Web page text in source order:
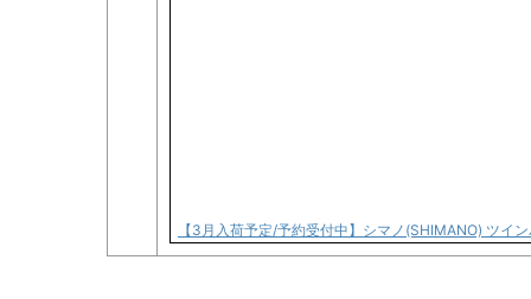
【3月入荷予定/予約受付中】シマノ(SHIMANO) ツ